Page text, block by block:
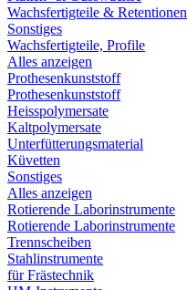
Wachsfertigteile & Retentionen
Sonstiges
Wachsfertigteile, Profile
Alles anzeigen
Prothesenkunststoff
Prothesenkunststoff
Heisspolymersate
Kaltpolymersate
Unterfütterungsmaterial
Küvetten
Sonstiges
Alles anzeigen
Rotierende Laborinstrumente
Rotierende Laborinstrumente
Trennscheiben
Stahlinstrumente
für Frästechnik